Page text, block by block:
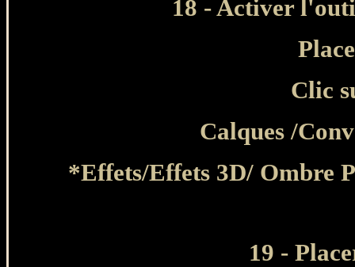
18 - Activer
Clic
Calques /
*Effets/Effets 3D/ Ombre
19 -